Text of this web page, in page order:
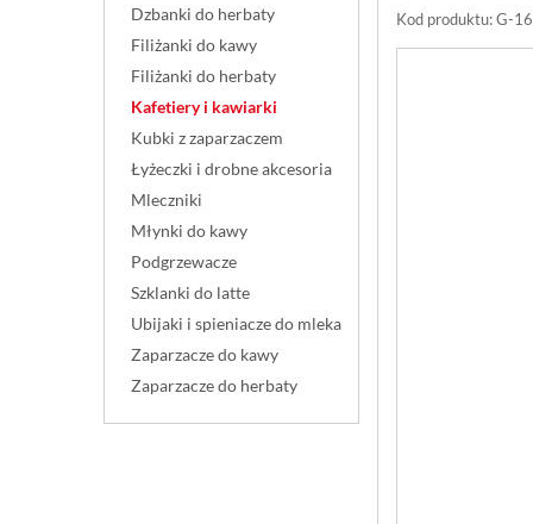
Dzbanki do herbaty
Filiżanki do kawy
Filiżanki do herbaty
Kafetiery i kawiarki
Kubki z zaparzaczem
Łyżeczki i drobne akcesoria
Mleczniki
Młynki do kawy
Podgrzewacze
Szklanki do latte
Ubijaki i spieniacze do mleka
Zaparzacze do kawy
Zaparzacze do herbaty
Kod produktu: G-